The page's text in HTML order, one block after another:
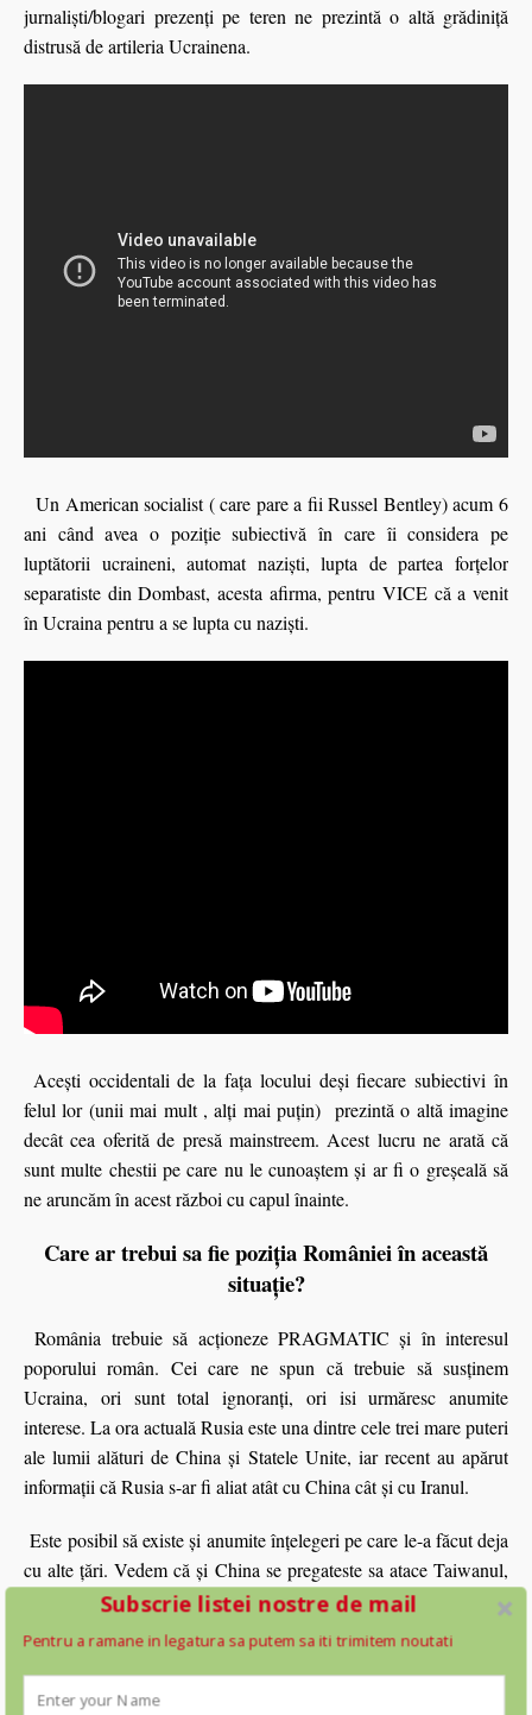
jurnaliști/blogari prezenți pe teren ne prezintă o altă grădiniţă
distrusă de artileria Ucrainena.
Un American socialist ( care pare a fii Russel Bentley) acum 6
ani când avea o poziţie subiectivă în care îi considera pe
luptătorii ucraineni, automat nazişti, lupta de partea forţelor
separatiste din Dombast, acesta afirma, pentru VICE că a venit
în Ucraina pentru a se lupta cu nazişti.
Aceşti occidentali de la faţa locului deşi fiecare subiectivi în
felul lor (unii mai mult , alți mai puțin) prezintă o altă imagine
decât cea oferită de presă mainstreem. Acest lucru ne arată că
sunt multe chestii pe care nu le cunoaştem şi ar fi o greşeală să
ne aruncăm în acest război cu capul înainte.
Care ar trebui sa fie poziția României în această
situație?
România trebuie să acţioneze PRAGMATIC şi în interesul
poporului român. Cei care ne spun că trebuie să susţinem
Ucraina, ori sunt total ignoranţi, ori isi urmăresc anumite
interese. La ora actuală Rusia este una dintre cele trei mare puteri
ale lumii alături de China şi Statele Unite, iar recent au apărut
informaţii că Rusia s-ar fi aliat atât cu China cât şi cu Iranul.
Este posibil să existe şi anumite înţelegeri pe care le-a făcut deja
cu alte ţări. Vedem că şi China se pregateste sa atace Taiwanul,
chestie ignorată de televiziuni, lucru ce arata că ar putea exista o
înţelegere între ruşi şi chinezi- pe principiul, noi luăm Ucraina,
voi luaţi Taiwanul. Este posibil să existe anumite înţelegeri şi cu
Subscrie listei nostre de mail
Pentru a ramane in legatura sa putem sa iti trimitem noutati